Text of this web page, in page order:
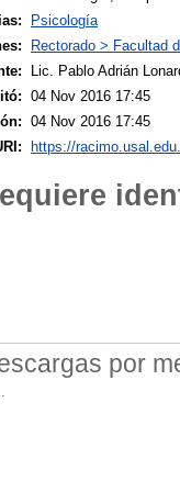
Psicología
Rectorado > Facultad
Lic. Pablo Adrián
04 Nov 2016 17:45
04 Nov 2016 17:45
https://
por